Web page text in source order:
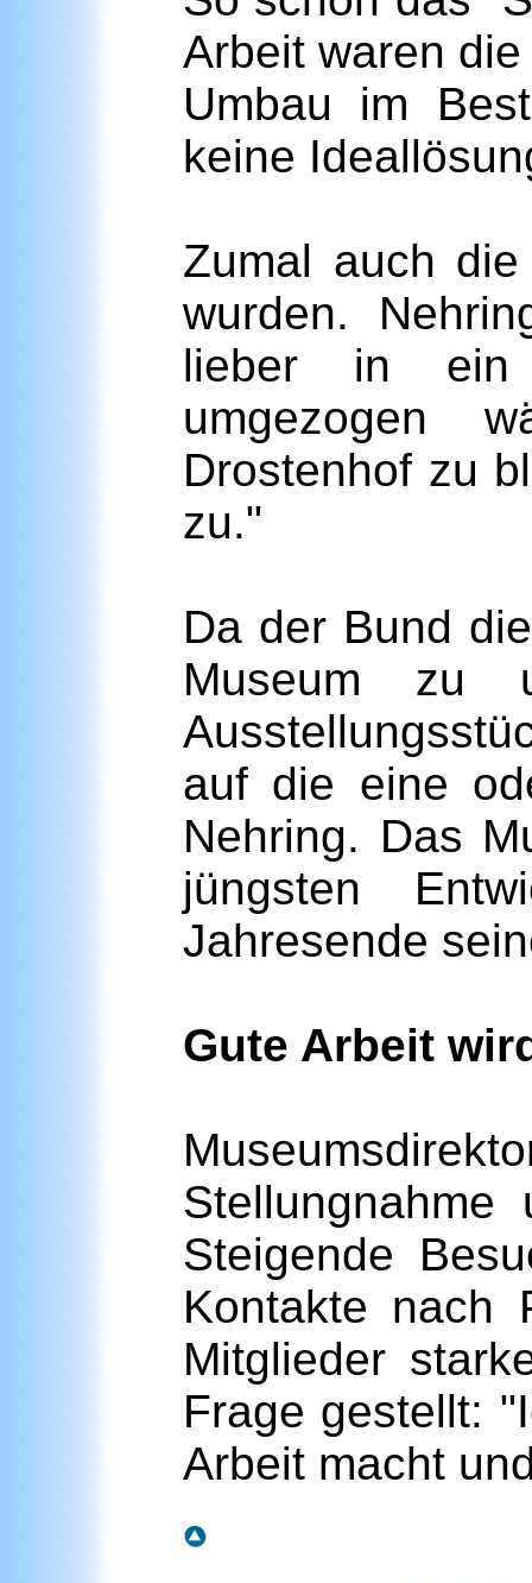
Arbeit waren
Umbau im
keine
Zumal auch
wurden.
lieber in ein
umgezogen
Drostenhof zu
zu."
Da der Bund
Museum zu
auf die eine
Nehring. Das
jüngsten
Jahresende
Gute Arbeit
Steigende
Kontakte nach
Mitglieder
Frage gestellt:
Arbeit macht